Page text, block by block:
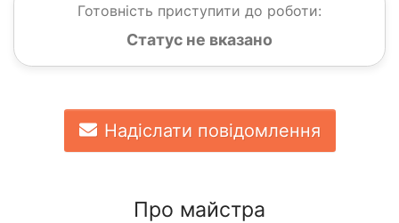
Готовність приступити до роботи:
Статус не вказано
Надіслати повідомлення
Про майстра